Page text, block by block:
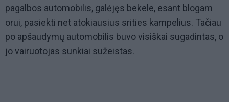
pagalbos automobilis, galėjęs bekele, esant blogam
orui, pasiekti net atokiausius srities kampelius. Tačiau
po apšaudymų automobilis buvo visiškai sugadintas, o
jo vairuotojas sunkiai sužeistas.